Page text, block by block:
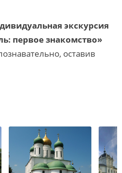
экскурсия
первое знакомство»
оставив